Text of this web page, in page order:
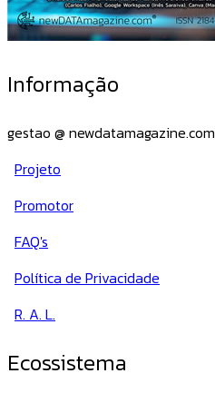
Informação
gestao @ newdatamagazine.com
Projeto
Promotor
FAQ's
Política de Privacidade
R. A. L.
Ecossistema